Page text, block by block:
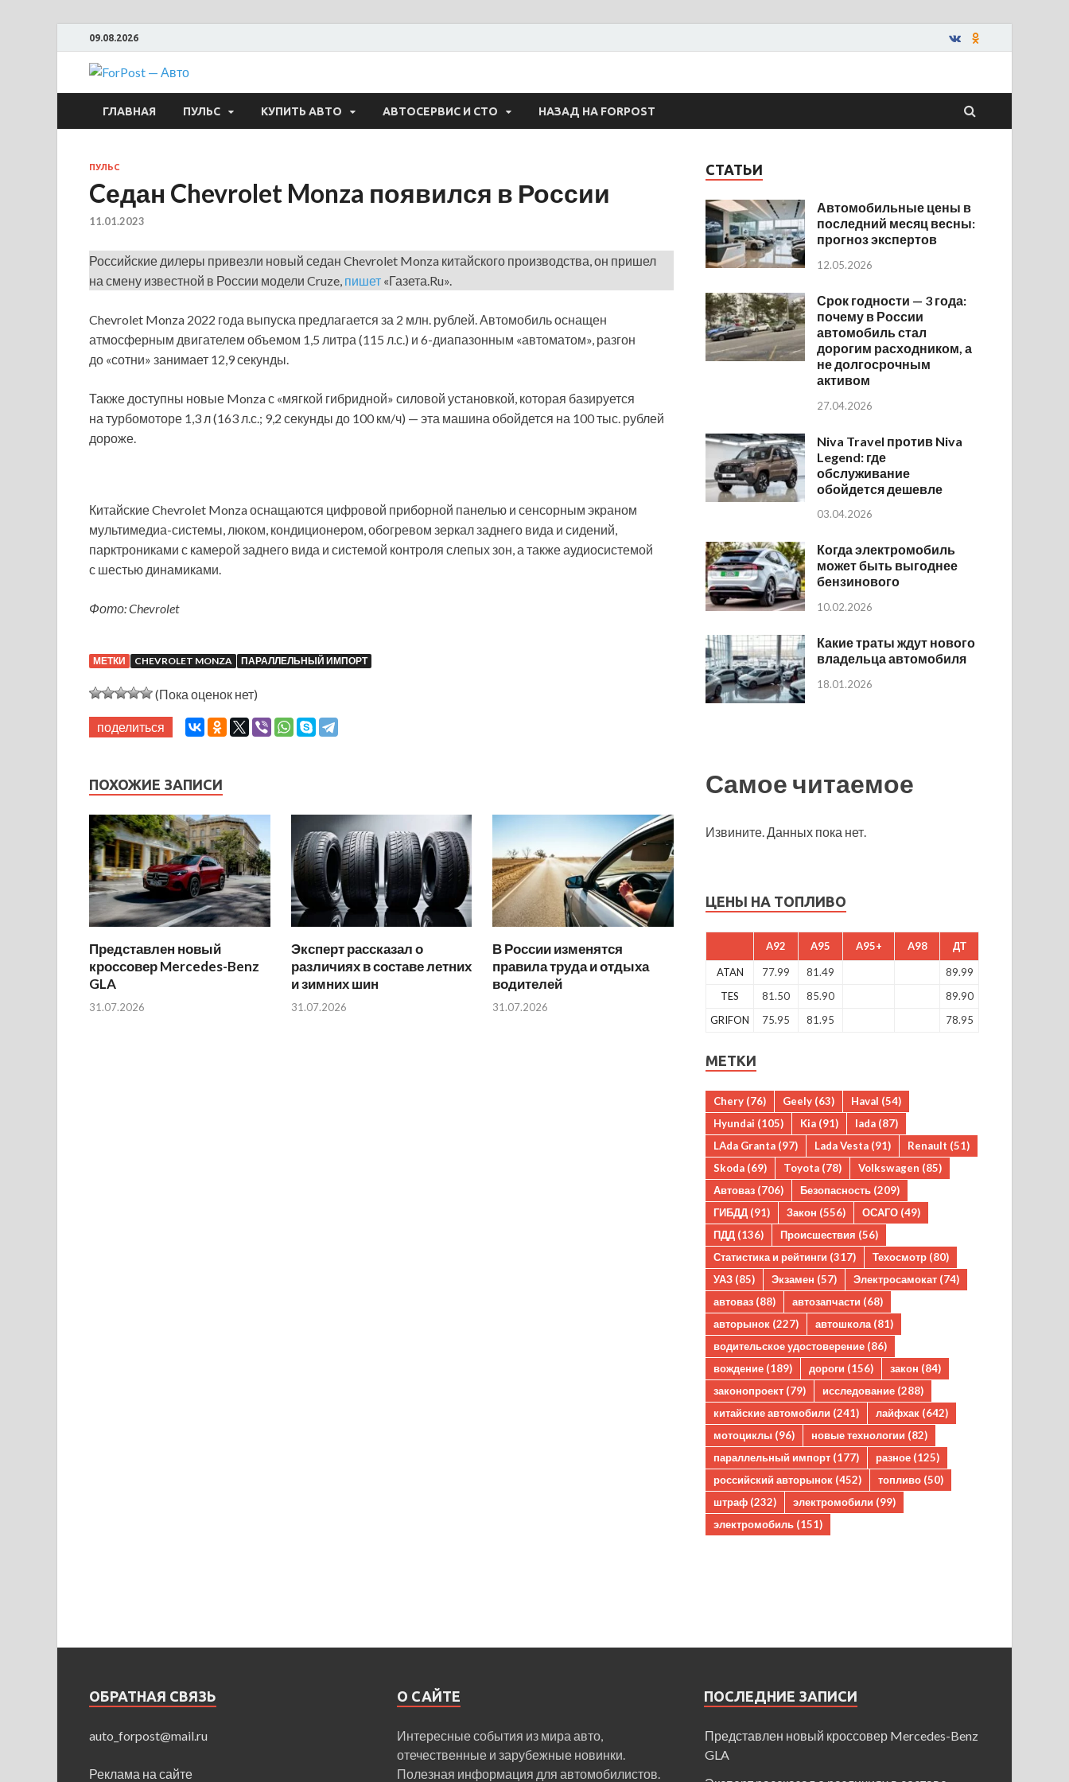
09.08.2026
ForPost — Авто
ГЛАВНАЯ ПУЛЬС КУПИТЬ АВТО АВТОСЕРВИС И СТО НАЗАД НА FORPOST
ПУЛЬС
Cедан Chevrolet Monza появился в России
11.01.2023
Российские дилеры привезли новый седан Chevrolet Monza китайского производства, он пришел
на смену известной в России модели Cruze, пишет «Газета.Ru».
Chevrolet Monza 2022 года выпуска предлагается за 2 млн. рублей. Автомобиль оснащен
атмосферным двигателем объемом 1,5 литра (115 л.с.) и 6-диапазонным «автоматом», разгон
до «сотни» занимает 12,9 секунды.
Также доступны новые Monza с «мягкой гибридной» силовой установкой, которая базируется
на турбомоторе 1,3 л (163 л.с.; 9,2 секунды до 100 км/ч) — эта машина обойдется на 100 тыс. рублей
дороже.
Китайские Chevrolet Monza оснащаются цифровой приборной панелью и сенсорным экраном
мультимедиа-системы, люком, кондиционером, обогревом зеркал заднего вида и сидений,
парктрониками с камерой заднего вида и системой контроля слепых зон, а также аудиосистемой
с шестью динамиками.
Фото: Chevrolet
МЕТКИ CHEVROLET MONZA ПАРАЛЛЕЛЬНЫЙ ИМПОРТ
(Пока оценок нет)
поделиться
ПОХОЖИЕ ЗАПИСИ
Представлен новый
кроссовер Mercedes-Benz
GLA
31.07.2026
Эксперт рассказал о
различиях в составе летних
и зимних шин
31.07.2026
В России изменятся
правила труда и отдыха
водителей
31.07.2026
СТАТЬИ
Автомобильные цены в
последний месяц весны:
прогноз экспертов
12.05.2026
Срок годности — 3 года:
почему в России
автомобиль стал
дорогим расходником, а
не долгосрочным
активом
27.04.2026
Niva Travel против Niva
Legend: где
обслуживание
обойдется дешевле
03.04.2026
Когда электромобиль
может быть выгоднее
бензинового
10.02.2026
Какие траты ждут нового
владельца автомобиля
18.01.2026
Самое читаемое
Извините. Данных пока нет.
ЦЕНЫ НА ТОПЛИВО
A92 A95 A95+ A98 ДТ
ATAN 77.99 81.49
89.99
TES
81.50 85.90
89.90
GRIFON
75.95 81.95 78.95
МЕТКИ
Chery (76) Geely (63) Haval (54)
Hyundai (105) Kia (91) lada (87)
LAda Granta (97) Lada Vesta (91) Renault (51)
Skoda (69) Toyota (78) Volkswagen (85)
Автоваз (706) Безопасность (209)
ГИБДД (91) Закон (556) ОСАГО (49)
ПДД (136) Происшествия (56)
Статистика и рейтинги (317) Техосмотр (80)
УАЗ (85) Экзамен (57) Электросамокат (74)
автоваз (88) автозапчасти (68)
авторынок (227) автошкола (81)
водительское удостоверение (86)
вождение (189) дороги (156) закон (84)
законопроект (79) исследование (288)
китайские автомобили (241) лайфхак (642)
мотоциклы (96) новые технологии (82)
параллельный импорт (177) разное (125)
российский авторынок (452) топливо (50)
штраф (232) электромобили (99)
электромобиль (151)
ОБРАТНАЯ СВЯЗЬ
auto_forpost@mail.ru
Реклама на сайте
О САЙТЕ
Интересные события из мира авто,
отечественные и зарубежные новинки.
Полезная информация для автомобилистов.
ПОСЛЕДНИЕ ЗАПИСИ
Представлен новый кроссовер Mercedes-Benz
GLA